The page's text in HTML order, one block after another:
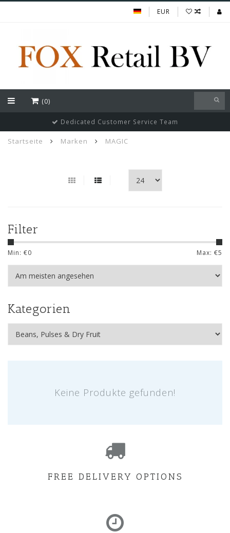
EUR
(0)
Dedicated Customer Service Team
Startseite Marken MAGIC
Filter
Min: €0 Max: €5
Kategorien
Keine Produkte gefunden!
FREE DELIVERY OPTIONS